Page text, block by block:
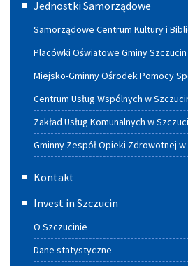
Jednostki Samorządowe
Samorządowe Centrum Kultury i
Placówki Oświatowe Gminy Szczucin
Miejsko-Gminny Ośrodek Pomocy
Centrum Usług Wspólnych w
Zakład Usług Komunalnych w
Gminny Zespół Opieki Zdrowotnej
Kontakt
Invest in Szczucin
O Szczucinie
Dane statystyczne